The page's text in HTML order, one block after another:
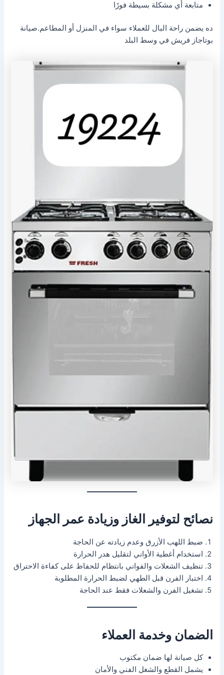
متابعة أي مشكلة بسيطة فورًا
ده يضمن راحة البال للعملاء سواء في المنزل أو المطاعم.صيانة
بوتاجاز فريش في وسط البلد
نصائح لتوفير الغاز وزيادة عمر الجهاز
ضبط اللهب الأزرق وعدم زيادته عن الحاجة
استخدام أغطية الأواني لتقليل هدر الحرارة
تنظيف الشعلات والفواني بانتظام للحفاظ على كفاءة الاحتراق
اختبار الفرن قبل الطهي لضبط الحرارة المطلوبة
تشغيل الفرن والشعلات فقط عند الحاجة
الضمان وخدمة العملاء
كل صيانة لها ضمان مكتوب
يشمل القطع والشغل الفني والأمان